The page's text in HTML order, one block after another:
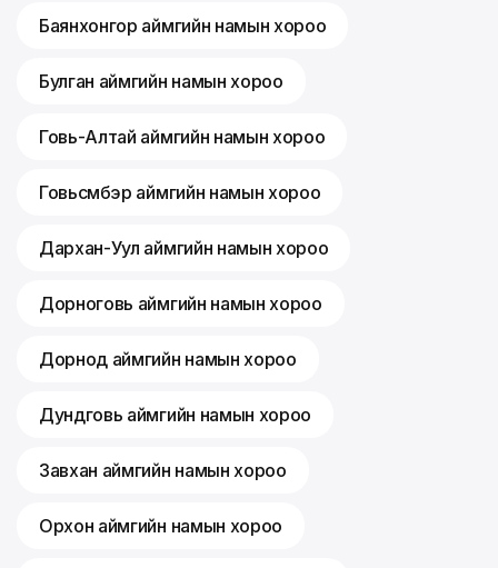
Баянхонгор аймгийн намын хороо
Булган аймгийн намын хороо
Говь-Алтай аймгийн намын хороо
Говьсүмбэр аймгийн намын хороо
Дархан-Уул аймгийн намын хороо
Дорноговь аймгийн намын хороо
Дорнод аймгийн намын хороо
Дундговь аймгийн намын хороо
Завхан аймгийн намын хороо
Орхон аймгийн намын хороо